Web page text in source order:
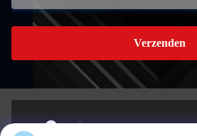
Verzenden